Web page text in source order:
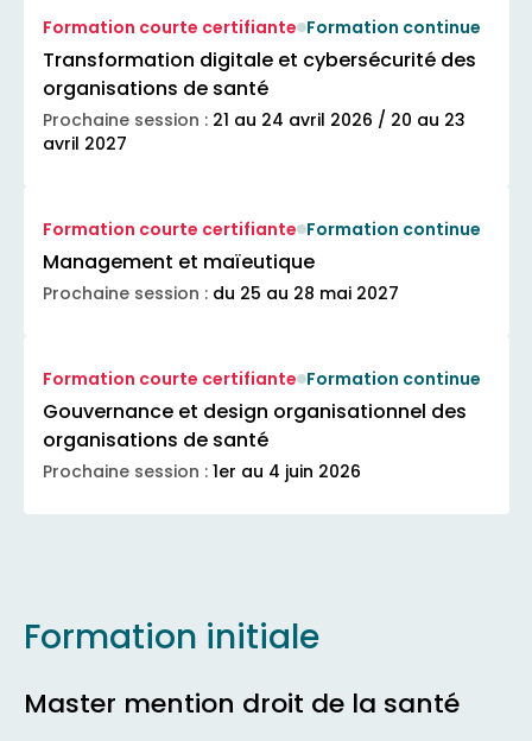
Formation courte certifiante Formation continue
Transformation digitale et cybersécurité des
organisations de santé
Prochaine session : 21 au 24 avril 2026 / 20 au 23
avril 2027
Formation courte certifiante Formation continue
Management et maïeutique
Prochaine session : du 25 au 28 mai 2027
Formation courte certifiante Formation continue
Gouvernance et design organisationnel des
organisations de santé
Prochaine session : 1er au 4 juin 2026
Formation initiale
Master mention droit de la santé